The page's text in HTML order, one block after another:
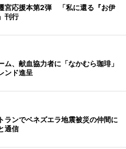
宮応援本第2弾 「私に還る『お伊
刊行
ム、献血協力者に「なかむら珈琲」
ンド進呈
ランでベネズエラ地震被災の仲間に
通信